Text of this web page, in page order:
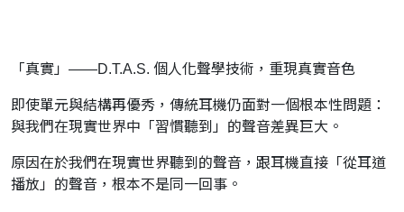
「真實」——D.T.A.S. 個人化聲學技術，重現真實音色
即使單元與結構再優秀，傳統耳機仍面對一個根本性問題：
與我們在現實世界中「習慣聽到」的聲音差異巨大。
原因在於我們在現實世界聽到的聲音，跟耳機直接「從耳道
播放」的聲音，根本不是同一回事。